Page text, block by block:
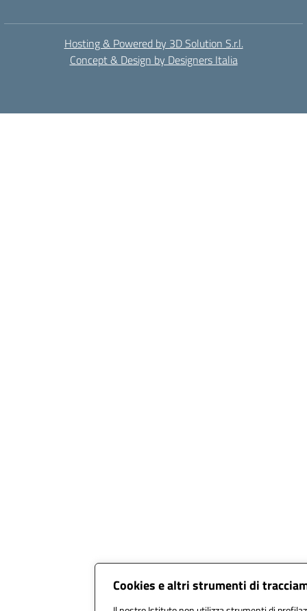
Cookies e altri strumenti di
Hosting & Powered by 3D Solution S.r.l.
Concept & Design by Designers Italia